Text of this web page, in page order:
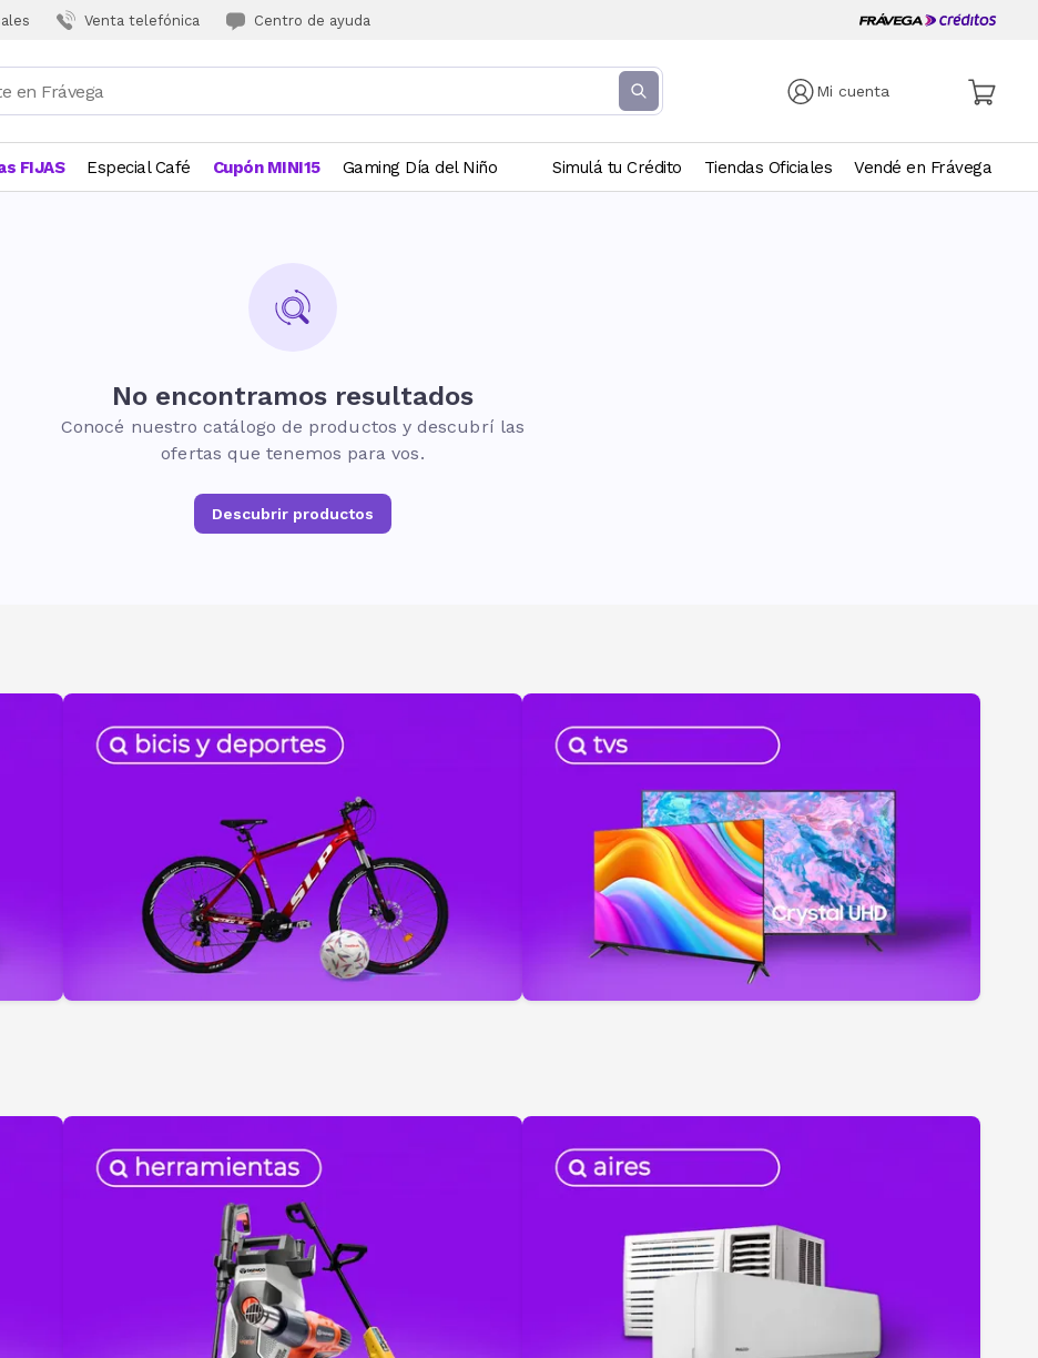
Venta telefónica Centro de ayuda
Mi cuenta
FIJAS Especial Café Cupón MINI15 Gaming Día del Niño Simulá tu Crédito Tiendas Oficiales Vendé en Frávega
No encontramos resultados
Conocé nuestro catálogo de productos y descubrí las
ofertas que tenemos para vos.
Descubrir productos